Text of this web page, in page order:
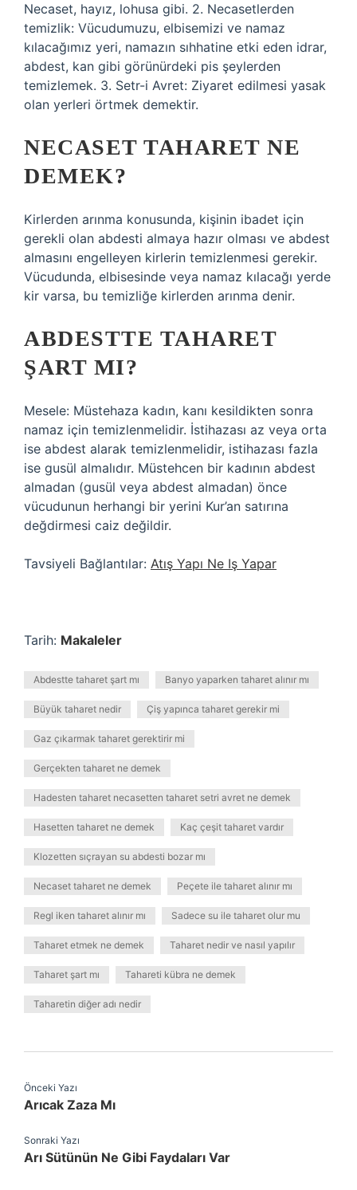
Necaset, hayız, lohusa gibi. 2. Necasetlerden
temizlik: Vücudumuzu, elbisemizi ve namaz
kılacağımız yeri, namazın sıhhatine etki eden idrar,
abdest, kan gibi görünürdeki pis şeylerden
temizlemek. 3. Setr-i Avret: Ziyaret edilmesi yasak
olan yerleri örtmek demektir.
NECASET TAHARET NE
DEMEK?
Kirlerden arınma konusunda, kişinin ibadet için
gerekli olan abdesti almaya hazır olması ve abdest
almasını engelleyen kirlerin temizlenmesi gerekir.
Vücudunda, elbisesinde veya namaz kılacağı yerde
kir varsa, bu temizliğe kirlerden arınma denir.
ABDESTTE TAHARET
ŞART MI?
Mesele: Müstehaza kadın, kanı kesildikten sonra
namaz için temizlenmelidir. İstihazası az veya orta
ise abdest alarak temizlenmelidir, istihazası fazla
ise gusül almalıdır. Müstehcen bir kadının abdest
almadan (gusül veya abdest almadan) önce
vücudunun herhangi bir yerini Kur’an satırına
değdirmesi caiz değildir.
Tavsiyeli Bağlantılar: Atış Yapı Ne Iş Yapar
Tarih: Makaleler
Abdestte taharet şart mı Banyo yaparken taharet alınır mı
Büyük taharet nedir Çiş yapınca taharet gerekir mi
Gaz çıkarmak taharet gerektirir mi
Gerçekten taharet ne demek
Hadesten taharet necasetten taharet setri avret ne demek
Hasetten taharet ne demek Kaç çeşit taharet vardır
Klozetten sıçrayan su abdesti bozar mı
Necaset taharet ne demek Peçete ile taharet alınır mı
Regl iken taharet alınır mı Sadece su ile taharet olur mu
Taharet etmek ne demek Taharet nedir ve nasıl yapılır
Taharet şart mı Tahareti kübra ne demek
Taharetin diğer adı nedir
Önceki Yazı
Arıcak Zaza Mı
Sonraki Yazı
Arı Sütünün Ne Gibi Faydaları Var